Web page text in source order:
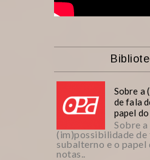
Sobre a
de fala
papel
Sobre a
(im)possibilidade de
subalterno e o
notas..